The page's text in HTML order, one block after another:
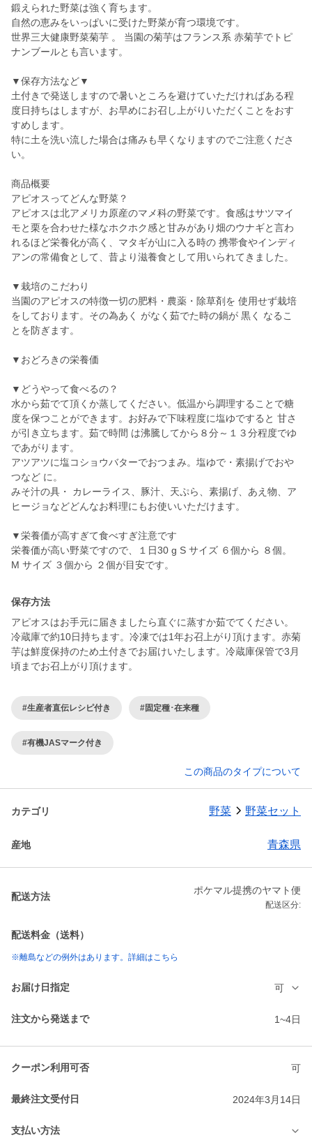
鍛えられた野菜は強く育ちます。
自然の恵みをいっぱいに受けた野菜が育つ環境です。
世界三大健康野菜菊芋 。 当園の菊芋はフランス系 赤菊芋でトピ
ナンブールとも言います。
▼保存方法など▼
土付きで発送しますので暑いところを避けていただければある程
度日持ちはしますが、お早めにお召し上がりいただくことをおす
すめします。
特に土を洗い流した場合は痛みも早くなりますのでご注意くださ
い。
商品概要
アピオスってどんな野菜？
アピオスは北アメリカ原産のマメ科の野菜です。食感はサツマイ
モと栗を合わせた様なホクホク感と甘みがあり畑のウナギと言わ
れるほど栄養化が高く、マタギが山に入る時の 携帯食やインディ
アンの常備食として、昔より滋養食として用いられてきました。
▼栽培のこだわり
当園のアピオスの特徴一切の肥料・農薬・除草剤を 使用せず栽培
をしております。その為あく がなく茹でた時の鍋が 黒く なるこ
とを防ぎます。
▼おどろきの栄養価
▼どうやって食べるの？
水から茹でて頂くか蒸してください。低温から調理することで糖
度を保つことができます。お好みで下味程度に塩ゆですると 甘さ
が引き立ちます。茹で時間 は沸騰してから８分～１３分程度でゆ
であがります。
アツアツに塩コショウバターでおつまみ。塩ゆで・素揚げでおや
つなど に。
みそ汁の具・ カレーライス、豚汁、天ぷら、素揚げ、あえ物、ア
ヒージョなどどんなお料理にもお使いいただけます。
▼栄養価が高すぎて食べすぎ注意です
栄養価が高い野菜ですので、１日30 g S サイズ ６個から ８個。
保存方法
アピオスはお手元に届きましたら直ぐに蒸すか茹でてください。
冷蔵庫で約10日持ちます。冷凍では1年お召上がり頂けます。赤菊
芋は鮮度保持のため土付きでお届けいたします。冷蔵庫保管で3月
頃までお召上がり頂けます。
#生産者直伝レシピ付き #固定種･在来種
#有機JASマーク付き
この商品のタイプについて
カテゴリ 野菜 野菜セット
産地 青森県
配送方法
ポケマル提携のヤマト便
配送区分:
配送料金（送料）
※離島などの例外はあります。詳細はこちら
お届け日指定 可
注文から発送まで 1~4日
クーポン利用可否 可
最終注文受付日 2024年3月14日
支払い方法